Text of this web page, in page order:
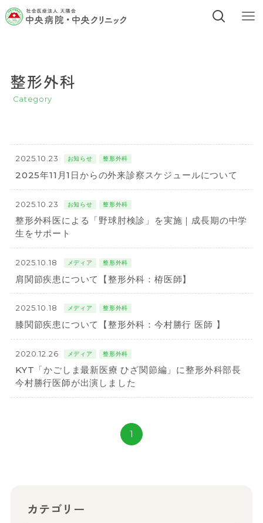
整形外科
Category
2025.10.23 お知らせ 整形外科
2025年11月1日からの外来診察スケジュールについて
2025.10.23 お知らせ 整形外科
整形外科医による「野球肘検診」を実施｜成長期の中学
生をサポート
2025.10.18 メディア 整形外科
肩関節疾患について【整形外科：栫医師】
2025.10.18 メディア 整形外科
膝関節疾患について【整形外科：今村勝行 医師 】
2020.12.26 メディア 整形外科
KYT「かごしま最新医療 ひざ関節編」に整形外科部長
今村勝行医師が出演しました
1
カテゴリー